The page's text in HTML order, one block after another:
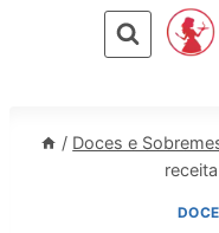
/ Doces e